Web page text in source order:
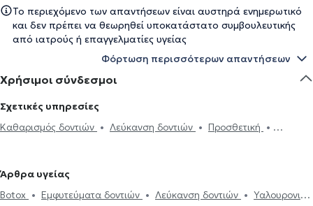
Το περιεχόμενο των απαντήσεων είναι αυστηρά ενημερωτικό
και δεν πρέπει να θεωρηθεί υποκατάστατο συμβουλευτικής
από ιατρούς ή επαγγελματίες υγείας
Φόρτωση περισσότερων απαντήσεων
Χρήσιμοι σύνδεσμοι
Σχετικές υπηρεσίες
Καθαρισμός δοντιών
Λεύκανση δοντιών
Προσθετική
Απονεύρωση
στοματίτιδα
Υαλουρονικό Οξύ - Fillers Όψεις ρητίνης
Όψεις
Άρθρα υγείας
Botox
Εμφυτεύματα δοντιών Λεύκανση δοντιών
Υαλουρονικό